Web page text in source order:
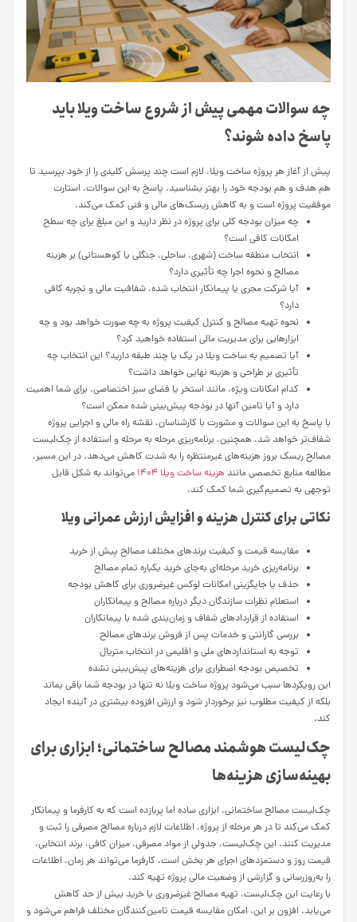
چه سوالات مهمی پیش از شروع ساخت ویلا باید
پاسخ داده شوند؟
پیش از آغاز هر پروژه ساخت ویلا، لازم است چند پرسش کلیدی را از خود بپرسید تا
هم هدف و هم بودجه خود را بهتر بشناسید. پاسخ به این سوالات، استارت
موفقیت پروژه است و به کاهش ریسک‌های مالی و فنی کمک می‌کند.
چه میزان بودجه کلی برای پروژه در نظر دارید و این مبلغ برای چه سطح
امکانات کافی است؟
انتخاب منطقه ساخت (شهری، ساحلی، جنگلی یا کوهستانی) بر هزینه
مصالح و نحوه اجرا چه تأثیری دارد؟
آیا شرکت مجری یا پیمانکار انتخاب شده، شفافیت مالی و تجربه کافی
دارد؟
نحوه تهیه مصالح و کنترل کیفیت پروژه به چه صورت خواهد بود و چه
ابزارهایی برای مدیریت مالی استفاده خواهید کرد؟
آیا تصمیم به ساخت ویلا در یک یا چند طبقه دارید؟ این انتخاب چه
تأثیری بر طراحی و هزینه نهایی خواهد داشت؟
کدام امکانات ویژه، مانند استخر یا فضای سبز اختصاصی، برای شما اهمیت
دارد و آیا تامین آنها در بودجه پیش‌بینی شده ممکن است؟
با پاسخ به این سوالات و مشورت با کارشناسان، نقشه راه مالی و اجرایی پروژه
شفاف‌تر خواهد شد. همچنین، برنامه‌ریزی مرحله به مرحله و استفاده از چک‌لیست
مصالح ریسک بروز هزینه‌های غیرمنتظره را به شدت کاهش می‌دهد. در این مسیر،
مطالعه منابع تخصصی مانند هزینه ساخت ویلا ۱۴۰۴
می‌تواند به شکل قابل
توجهی به تصمیم‌گیری شما کمک کند.
نکاتی برای کنترل هزینه و افزایش ارزش عمرانی ویلا
مقایسه قیمت و کیفیت برندهای مختلف مصالح پیش از خرید
برنامه‌ریزی خرید مرحله‌ای به‌جای خرید یکباره تمام مصالح
حذف یا جایگزینی امکانات لوکس غیرضروری برای کاهش بودجه
استعلام نظرات سازندگان دیگر درباره مصالح و پیمانکاران
استفاده از قراردادهای شفاف و زمان‌بندی شده با پیمانکاران
بررسی گارانتی و خدمات پس از فروش برندهای مصالح
توجه به استانداردهای ملی و اقلیمی در انتخاب متریال
تخصیص بودجه اضطراری برای هزینه‌های پیش‌بینی نشده
این رویکردها سبب می‌شود پروژه ساخت ویلا نه تنها در بودجه شما باقی بماند
بلکه از کیفیت مطلوب نیز برخوردار شود و ارزش افزوده بیشتری در آینده ایجاد
کند.
چک‌لیست هوشمند مصالح ساختمانی؛ ابزاری برای
بهینه‌سازی هزینه‌ها
چک‌لیست مصالح ساختمانی، ابزاری ساده اما پربازده است که به کارفرما و پیمانکار
کمک می‌کند تا در هر مرحله از پروژه، اطلاعات لازم درباره مصالح مصرفی را ثبت و
مدیریت کنند. این چک‌لیست، جدولی از مواد مصرفی، میزان کافی، برند انتخابی،
قیمت روز و دستمزدهای اجرای هر بخش است. کارفرما می‌تواند هر زمان، اطلاعات
را به‌روزرسانی و گزارشی از وضعیت مالی پروژه تهیه کند.
با رعایت این چک‌لیست، تهیه مصالح غیرضروری یا خرید بیش از حد کاهش
می‌یابد. افزون بر این، امکان مقایسه قیمت تامین‌کنندگان مختلف فراهم می‌شود و